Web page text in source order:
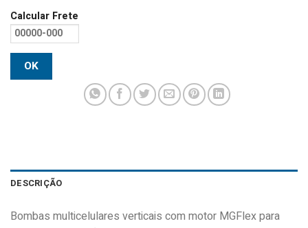
Calcular Frete
OK
DESCRIÇÃO
Bombas multicelulares verticais com motor MGFlex para